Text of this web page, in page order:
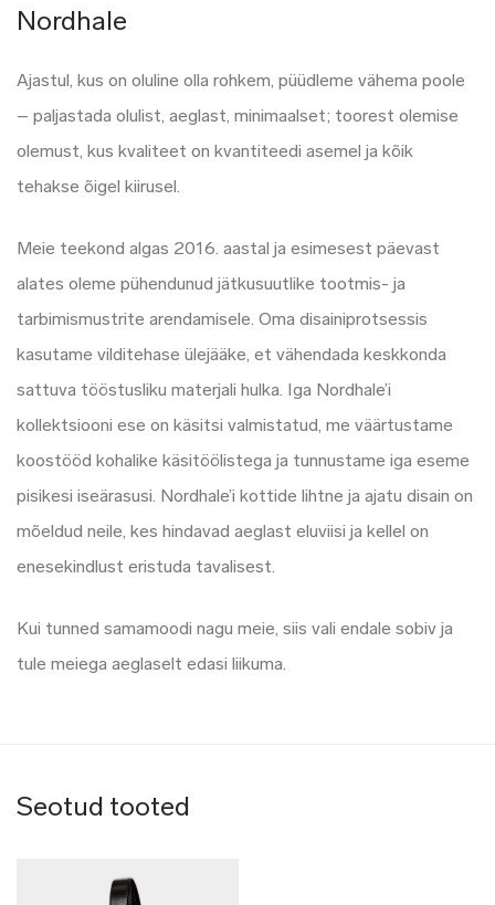
Nordhale
Ajastul, kus on oluline olla rohkem, püüdleme vähema poole
– paljastada olulist, aeglast, minimaalset; toorest olemise
olemust, kus kvaliteet on kvantiteedi asemel ja kõik
tehakse õigel kiirusel.
Meie teekond algas 2016. aastal ja esimesest päevast
alates oleme pühendunud jätkusuutlike tootmis- ja
tarbimismustrite arendamisele. Oma disainiprotsessis
kasutame vilditehase ülejääke, et vähendada keskkonda
sattuva tööstusliku materjali hulka. Iga Nordhale’i
kollektsiooni ese on käsitsi valmistatud, me väärtustame
koostööd kohalike käsitöölistega ja tunnustame iga eseme
pisikesi iseärasusi. Nordhale’i kottide lihtne ja ajatu disain on
mõeldud neile, kes hindavad aeglast eluviisi ja kellel on
enesekindlust eristuda tavalisest.
Kui tunned samamoodi nagu meie, siis vali endale sobiv ja
tule meiega aeglaselt edasi liikuma.
Seotud tooted